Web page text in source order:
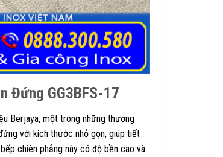
Đứng GG3BFS-17
Berjaya, một trong những thương
với kích thước nhỏ gọn, giúp tiết
chiên phẳng này có độ bền cao và